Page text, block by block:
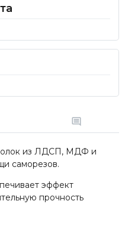
из ЛДСП, МДФ и
саморезов.
эффект
прочность